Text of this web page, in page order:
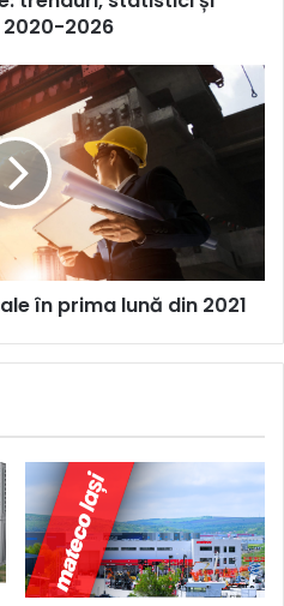
2026
în prima lună din 2021